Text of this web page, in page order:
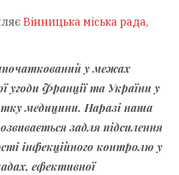
Вінницька міська рада,
у межах
угоди Франції та України у
медицини. Наразі наша
задля підсилення
інфекційного контролю у
ефективної